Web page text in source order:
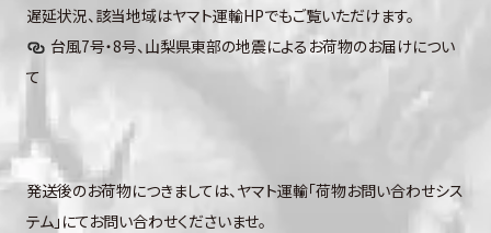
遅延状況、該当地域はヤマト運輸HPでもご覧いただけます。
台風7号・8号、山梨県東部の地震によるお荷物のお届けについ
て
発送後のお荷物につきましては、ヤマト運輸「荷物お問い合わせシス
テム」にてお問い合わせくださいませ。